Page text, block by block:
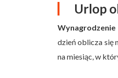
Urlop
dzień oblicza się
na miesiąc, w